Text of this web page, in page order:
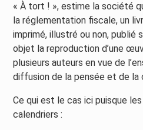
« À tort ! », estime la société
la réglementation fiscale, un
imprimé, illustré ou non, publié
objet la reproduction d’une
plusieurs auteurs en vue de
diffusion de la pensée et de la
Ce qui est le cas ici puisque
calendriers :